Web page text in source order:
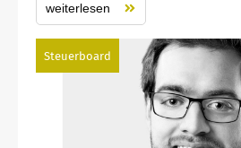
weiterlesen
Steuerboard